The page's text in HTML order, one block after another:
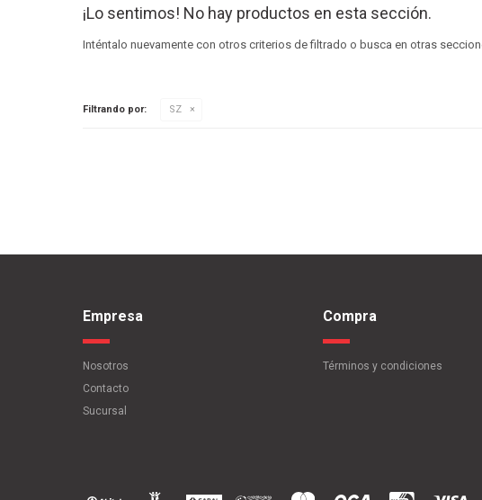
¡Lo sentimos! No hay productos en esta sección.
Inténtalo nuevamente con otros criterios de filtrado o busca en otras
Filtrando por: SZ
Empresa
Nosotros
Contacto
Sucursal
Compra
Términos y condiciones